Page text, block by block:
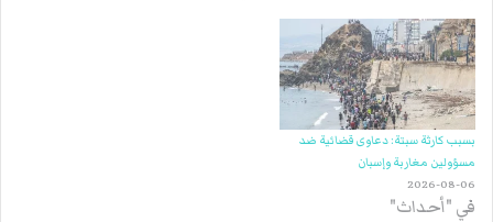
بسبب كارثة سبتة: دعاوى قضائية ضد
مسؤولين مغاربة وإسبان
2026-08-06
في "أحداث"